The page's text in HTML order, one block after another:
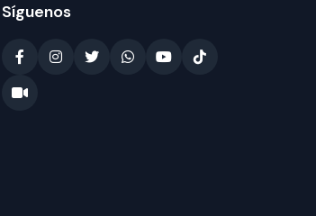
Síguenos